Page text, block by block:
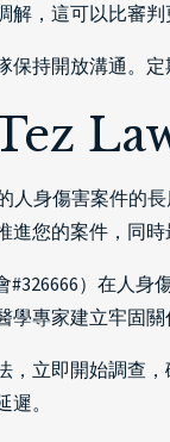
解，這可以比審
保持開放溝通。
的人身傷害案件
您的案件，同時
#326666）在人
專家建立牢固關
，立即開始調查
。